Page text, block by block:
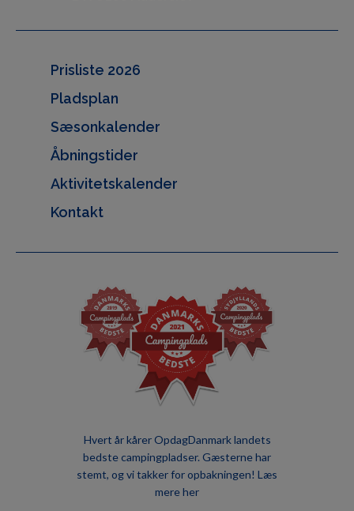
Prisliste 2026
Pladsplan
Sæsonkalender
Åbningstider
Aktivitetskalender
Kontakt
Hvert år kårer OpdagDanmark landets
bedste campingpladser. Gæsterne har
stemt, og vi takker for opbakningen! Læs
mere her